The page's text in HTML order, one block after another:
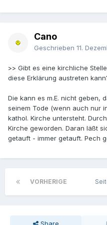
Cano
Geschrieben 11.
>> Gibt es eine kirchliche
diese Erklärung austreten
Die kann es m.E. nicht geben,
seinem Tode (wenn auch nur
kathol. Kirche untersteht.
Kirche geworden. Daran läßt
getauft - immer getauft. Pech
VORHERIGE